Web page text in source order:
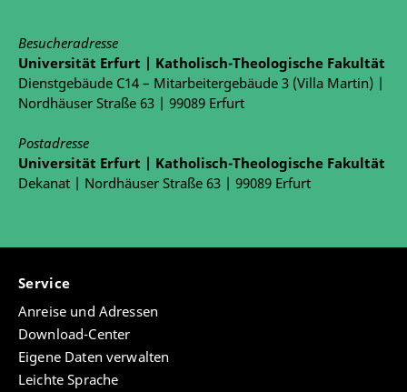
Besucheradresse
Universität Erfurt | Katholisch-Theologische Fakultät
Dienstgebäude C14 – Mitarbeitergebäude 3 (Villa Martin) |
Nordhäuser Straße 63 | 99089 Erfurt
Postadresse
Universität Erfurt | Katholisch-Theologische Fakultät
Dekanat | Nordhäuser Straße 63 | 99089 Erfurt
Service
Anreise und Adressen
Download-Center
Eigene Daten verwalten
Leichte Sprache